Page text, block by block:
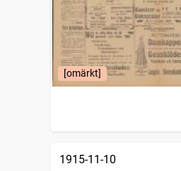
[omärkt]
1915-11-10